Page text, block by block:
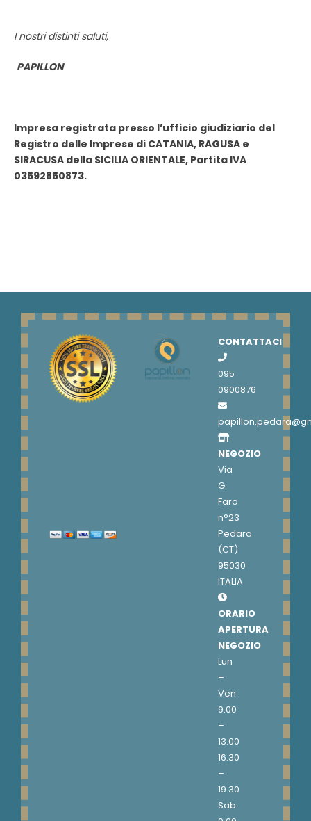
I nostri distinti saluti,
PAPILLON
Impresa registrata presso l’ufficio giudiziario del
Registro delle Imprese di CATANIA, RAGUSA e
SIRACUSA della SICILIA ORIENTALE, Partita IVA
03592850873.
CONTATTACI
095
0900876
NEGOZIO
Via
G.
Faro
n°23
Pedara
(CT)
95030
ITALIA
ORARIO
APERTURA
NEGOZIO
Lun
–
Ven
9.00
–
13.00
16.30
–
19.30
Sab